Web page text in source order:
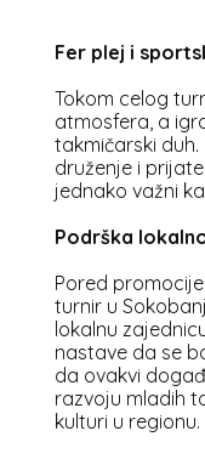
Fer plej i
Tokom celog
atmosfera, a
takmičarski duh.
druženje i
jednako važni
Podrška
Pored
turnir u
lokalnu
nastave da se
da ovakvi
razvoju mladih
kulturi u regionu.